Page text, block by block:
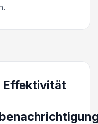
Effektivität